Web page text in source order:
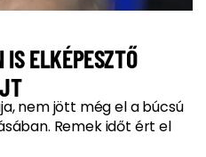
IS ELKÉPESZTŐ
nem jött még el a búcsú
Remek időt ért el